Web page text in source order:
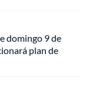
domingo 9 de
plan de